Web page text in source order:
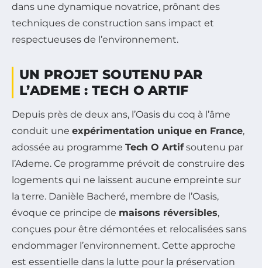
dans une dynamique novatrice, prônant des
techniques de construction sans impact et
respectueuses de l’environnement.
UN PROJET SOUTENU PAR
L’ADEME : TECH O ARTIF
Depuis près de deux ans, l’Oasis du coq à l’âme
conduit une expérimentation unique en France,
adossée au programme Tech O Artifsoutenu par
l’Ademe. Ce programme prévoit de construire des
logements qui ne laissent aucune empreinte sur
la terre. Danièle Bacheré, membre de l’Oasis,
évoque ce principe de maisons réversibles,
conçues pour être démontées et relocalisées sans
endommager l’environnement. Cette approche
est essentielle dans la lutte pour la préservation